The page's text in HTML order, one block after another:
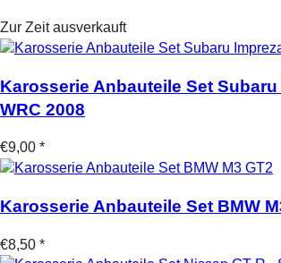
Zur Zeit ausverkauft
Karosserie Anbauteile Set Subaru
WRC 2008
€9,00 *
Karosserie Anbauteile Set BMW
€8,50 *